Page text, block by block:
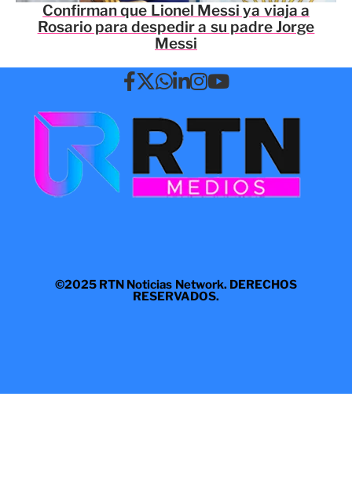
Confirman que Lionel Messi ya viaja a
Rosario para despedir a su padre Jorge
Messi
©2025 RTN Noticias Network. DERECHOS
RESERVADOS.